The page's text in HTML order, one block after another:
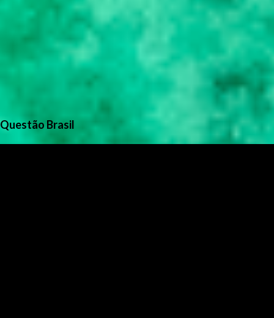
Questão Brasil